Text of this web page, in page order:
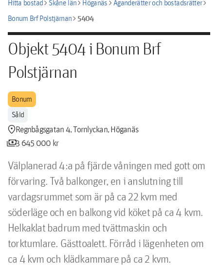
Hitta bostadchevron_rightSkåne länchevron_rightHöganäschevron_rightÄganderätter och bostadsrätterchevron_right
Bonum Brf Polstjärnanchevron_right5404
Objekt 5404 i Bonum Brf
Polstjärnan
Bonum
Såld
location_pinRegnbågsgatan 4, Tornlyckan, Höganäs
payments3 645 000 kr
Välplanerad 4:a på fjärde våningen med gott om
förvaring. Två balkonger, en i anslutning till
vardagsrummet som är på ca 22 kvm med
söderläge och en balkong vid köket på ca 4 kvm.
Helkaklat badrum med tvättmaskin och
torktumlare. Gästtoalett. Förråd i lägenheten om
ca 4 kvm och klädkammare på ca 2 kvm.